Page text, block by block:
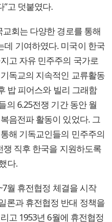
고 덧붙였다.
회는 다양한 경로를 통해
데 기여하였다. 미국이 한국
고 자유 민주주의 국가로
독교의 지속적인 교류활동
밥 피어스와 빌리 그래함
의 6.25전쟁 기간 동안 월
음전파 활동이 있었다. 그
해 기독교인들의 민주주의
직후 한국을 지원하도록
다.
월 휴전협정 체결을 시작
론과 휴전협정 반대 정책을
고 1953년 6월에 휴전협정